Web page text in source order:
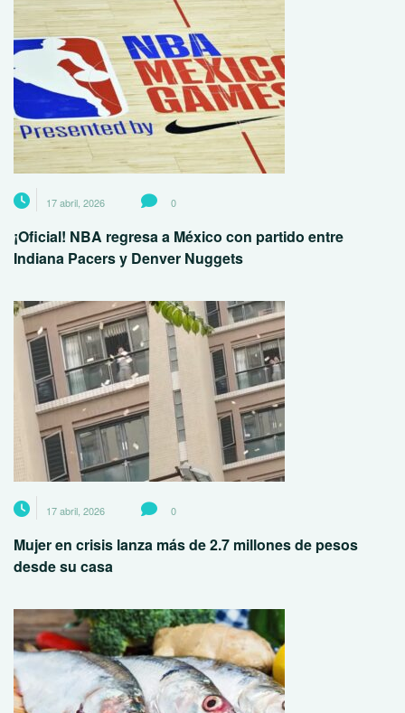
17 abril, 2026 0
¡Oficial! NBA regresa a México con partido entre
Indiana Pacers y Denver Nuggets
17 abril, 2026 0
Mujer en crisis lanza más de 2.7 millones de pesos
desde su casa